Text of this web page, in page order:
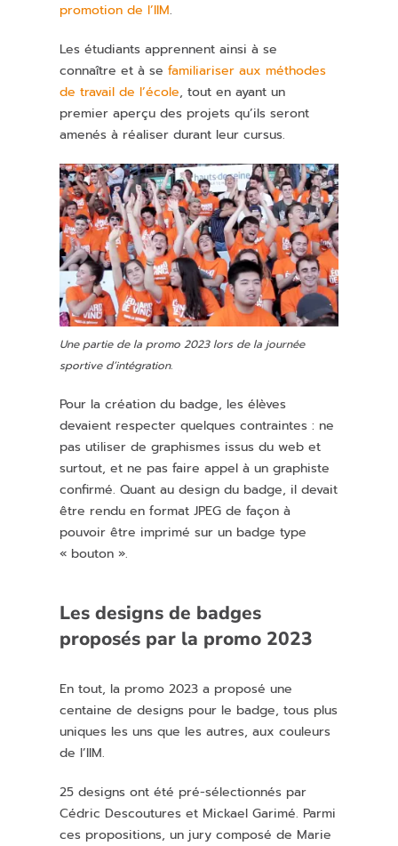
promotion de l’IIM.
Les étudiants apprennent ainsi à se
connaître et à sefamiliariser aux méthodes
de travail de l’école, tout en ayant un
premier aperçu des projets qu’ils seront
amenés à réaliser durant leur cursus.
Une partie de la promo 2023 lors de la journée
sportive d’intégration.
Pour la création du badge, les élèves
devaient respecter quelques contraintes : ne
pas utiliser de graphismes issus du web et
surtout, et ne pas faire appel à un graphiste
confirmé. Quant au design du badge, il devait
être rendu en format JPEG de façon à
pouvoir être imprimé sur un badge type
« bouton ».
Les designs de badges
proposés par la promo 2023
En tout, la promo 2023 a proposé une
centaine de designs pour le badge, tous plus
uniques les uns que les autres, aux couleurs
de l’IIM.
25 designs ont été pré-sélectionnés par
Cédric Descoutures et Mickael Garimé. Parmi
ces propositions, un jury composé de Marie